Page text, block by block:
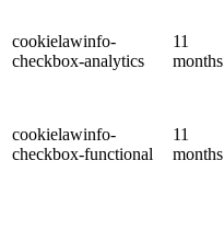
cookielawinfo-
checkbox-analytics
11
months
cookielawinfo-
checkbox-functional
11
months